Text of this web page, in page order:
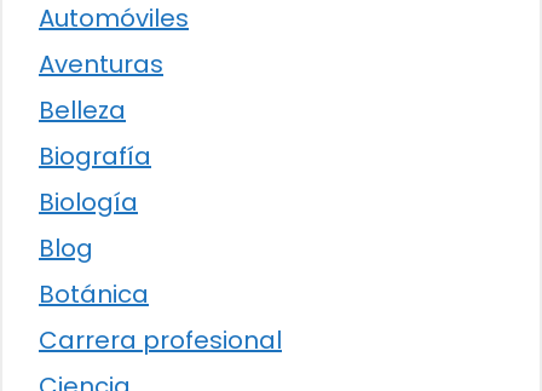
Automóviles
Aventuras
Belleza
Biografía
Biología
Blog
Botánica
Carrera profesional